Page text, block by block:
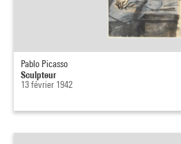
Pablo Picasso
Sculpteur
13 février 1942